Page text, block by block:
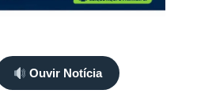
Ouvir Notícia